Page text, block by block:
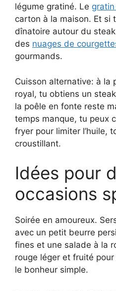
légume gratiné. Le
carton à la maison. Et si
dînatoire autour du
des nuages de
gourmands.
Cuisson alternative: à la
royal, tu obtiens un
la poêle en fonte reste
temps manque, tu peux
fryer pour limiter l’huile,
croustillant.
Idées pour
occasions
Soirée en amoureux.
avec un petit beurre
fines et une salade à la
rouge léger et fruité pour
le bonheur simple.